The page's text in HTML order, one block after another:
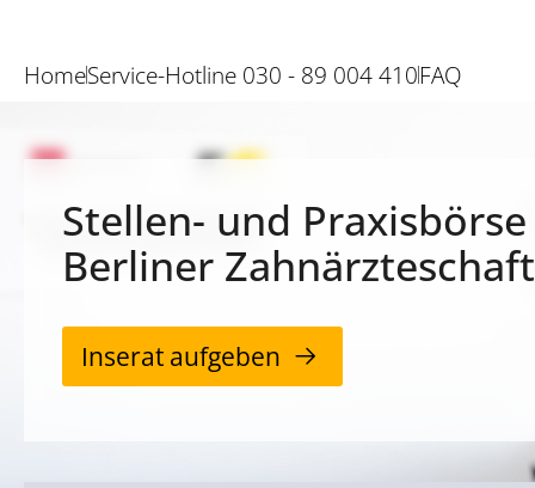
HomeService-Hotline 030 - 89 004 410FAQ
Stellen- und
Berliner Zahnärzteschaft
Inserat aufgeben